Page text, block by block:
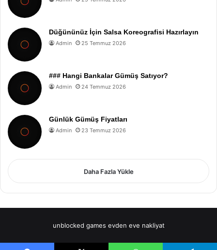
Düğününüz İçin Salsa Koreografisi Hazırlayın
Admin 25 Temmuz 2026
### Hangi Bankalar Gümüş Satıyor?
Admin 24 Temmuz 2026
Günlük Gümüş Fiyatları
Admin 23 Temmuz 2026
Daha Fazla Yükle
unblocked games evden eve nakliyat